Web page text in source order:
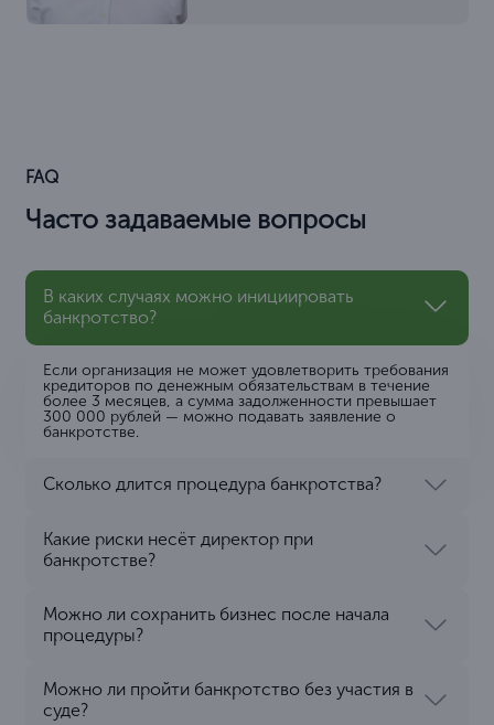
FAQ
Часто задаваемые вопросы
В каких случаях можно инициировать
банкротство?
Если организация не может удовлетворить требования
кредиторов по денежным обязательствам в течение
более 3 месяцев, а сумма задолженности превышает
300 000 рублей — можно подавать заявление о
банкротстве.
Сколько длится процедура банкротства?
Какие риски несёт директор при
банкротстве?
Можно ли сохранить бизнес после начала
процедуры?
Можно ли пройти банкротство без участия в
суде?